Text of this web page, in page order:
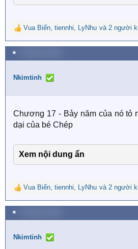
R
e
a
c
i
n
:
Vua Biển, tiennhi, LyNhu và 2 người
★
Nkimtinh
Chương 17 - Bảy năm của nó tỏ
dại của bé Chép
Xem nội dung ẩn
R
e
a
c
i
Vua Biển, tiennhi, LyNhu và 2 người
★
Nkimtinh